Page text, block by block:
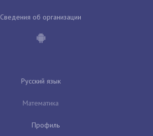
Сведения об организации
Русский язык
Математика
Профиль